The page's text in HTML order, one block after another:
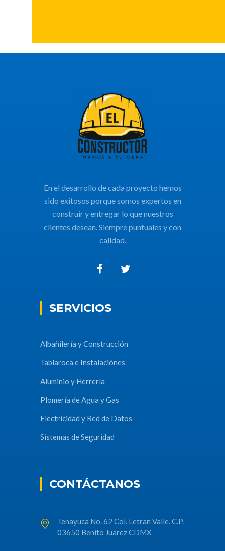
En el desarrollo de cada proyecto hemos
sido exitosos porque somos expertos en
construir y entregar lo que nuestros
clientes desean. Siempre puntuales y con
calidad.
SERVICIOS
Albañilería y Construcción
Tablaroca e Instalaciónes
Aluminio y Herrería
Plomería de Agua y Gas
Electricidad y Red de Datos
Sistemas de Seguridad
CONTÁCTANOS
Tenayuca No. 62 Col. Letran Valle. C.P.
03650 Benito Juarez CDMX